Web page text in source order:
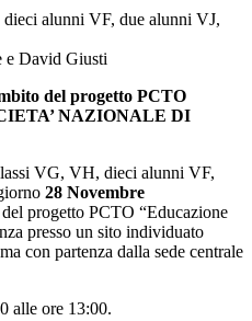
alunni VF, due alunni VJ,
e David Giusti
del progetto PCTO
NAZIONALE DI
VG, VH, dieci alunni VF,
28 Novembre
progetto PCTO “Educazione
presso un sito individuato
con partenza dalla sede centrale
alle ore 13:00.